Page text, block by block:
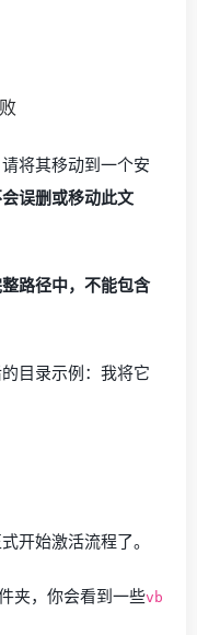
将其移动到一个安
误删或移动此文
路径中，不能包含
目录示例：我将它
开始激活流程了。
夹，你会看到一些vb